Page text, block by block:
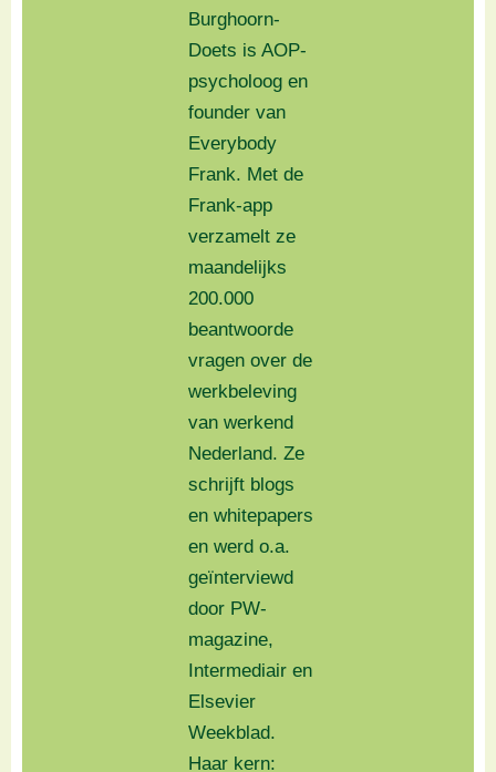
Burghoorn-
Doets is AOP-
psycholoog en
founder van
Everybody
Frank. Met de
Frank-app
verzamelt ze
maandelijks
200.000
beantwoorde
vragen over de
werkbeleving
van werkend
Nederland. Ze
schrijft blogs
en whitepapers
en werd o.a.
geïnterviewd
door PW-
magazine,
Intermediair en
Elsevier
Weekblad.
Haar kern: